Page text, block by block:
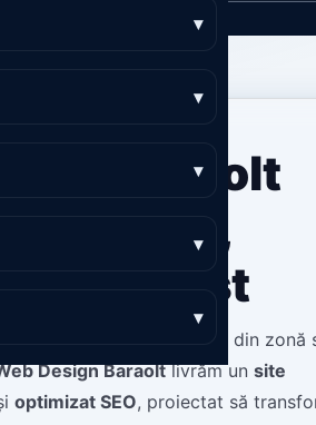
▾
▾
▾
▾
▾
Baraolt
SEO-first
și vrei ca oamenii din zonă
Design Baraoltlivrăm un site
optimizat SEO, proiectat să